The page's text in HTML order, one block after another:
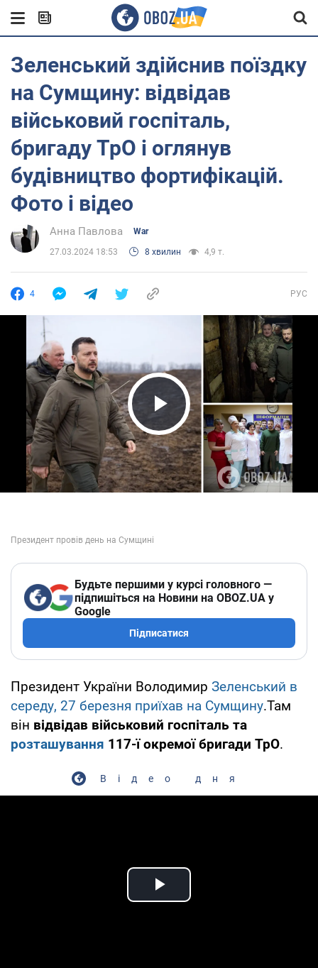
Зеленський здійснив поїздку
на Сумщину: відвідав
військовий госпіталь,
бригаду ТрО і оглянув
будівництво фортифікацій.
Фото і відео
Анна Павлова War
27.03.2024 18:53 8 хвилин 4,9 т.
4 РУС
Play Video
Будьте першими у курсі головного —
підпишіться на Новини на OBOZ.UA у
Google
Підписатися
Президент України Володимир Зеленський в
середу, 27 березня приїхав на Сумщину.Там
він відвідав військовий госпіталь та
розташування 117-ї окремої бригади ТрО.
Відео дня
Play Video